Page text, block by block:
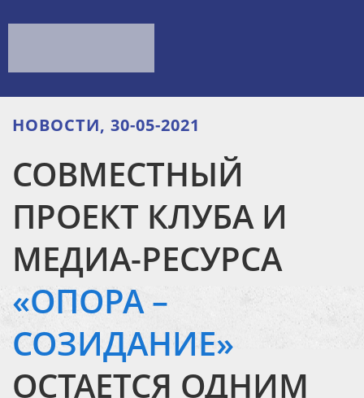
НОВОСТИ, 30-05-2021
СОВМЕСТНЫЙ
ПРОЕКТ КЛУБА И
МЕДИА-РЕСУРСА
«ОПОРА –
СОЗИДАНИЕ»
ОСТАЕТСЯ ОДНИМ